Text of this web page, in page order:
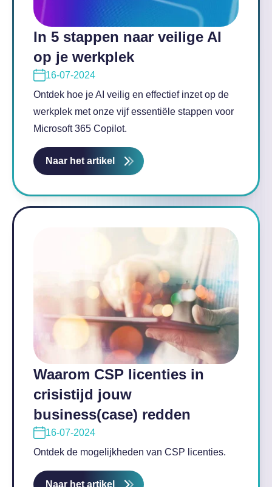
In 5 stappen naar veilige AI
op je werkplek
16-07-2024
Ontdek hoe je AI veilig en effectief inzet op de
werkplek met onze vijf essentiële stappen voor
Microsoft 365 Copilot.
Naar het artikel
Waarom CSP licenties in
crisistijd jouw
business(case) redden
16-07-2024
Ontdek de mogelijkheden van CSP licenties.
Naar het artikel